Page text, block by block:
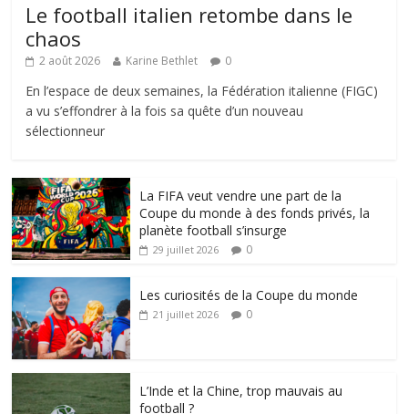
Le football italien retombe dans le
chaos
2 août 2026 Karine Bethlet 0
En l’espace de deux semaines, la Fédération italienne (FIGC)
a vu s’effondrer à la fois sa quête d’un nouveau
sélectionneur
La FIFA veut vendre une part de la
Coupe du monde à des fonds privés, la
planète football s’insurge
29 juillet 2026 0
Les curiosités de la Coupe du monde
21 juillet 2026 0
L’Inde et la Chine, trop mauvais au
football ?